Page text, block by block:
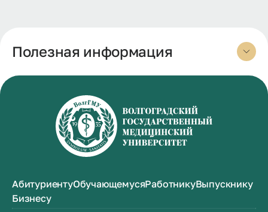
Полезная информация
АбитуриентуОбучающемусяРаботникуВыпускнику
Бизнесу